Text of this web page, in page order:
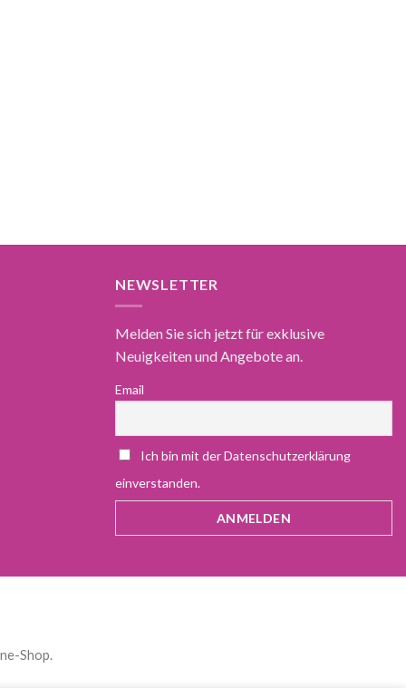
NEWSLETTER
Melden Sie sich jetzt für exklusive
Neuigkeiten und Angebote an.
Email
Ich bin mit der Datenschutzerklärung
einverstanden.
Shop.